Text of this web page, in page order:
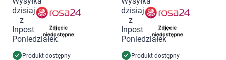
Produkt dostępny Produkt dostępny